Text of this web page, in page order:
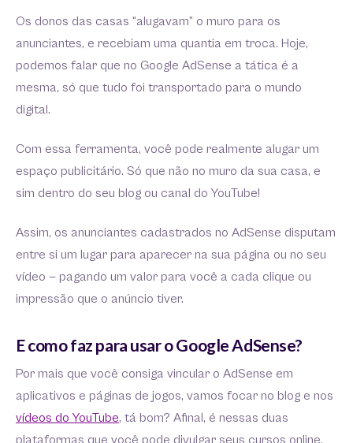
Os donos das casas “alugavam” o muro para os
anunciantes, e recebiam uma quantia em troca. Hoje,
podemos falar que no Google AdSense a tática é a
mesma, só que tudo foi transportado para o mundo
digital.
Com essa ferramenta, você pode realmente alugar um
espaço publicitário. Só que não no muro da sua casa, e
sim dentro do seu blog ou canal do YouTube!
Assim, os anunciantes cadastrados no AdSense disputam
entre si um lugar para aparecer na sua página ou no seu
vídeo — pagando um valor para você a cada clique ou
impressão que o anúncio tiver.
E como faz para usar o Google AdSense?
Por mais que você consiga vincular o AdSense em
aplicativos e páginas de jogos, vamos focar no blog e nos
vídeos do YouTube, tá bom? Afinal, é nessas duas